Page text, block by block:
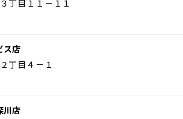
丁目１１－１１
ス店
丁目４－１
川店